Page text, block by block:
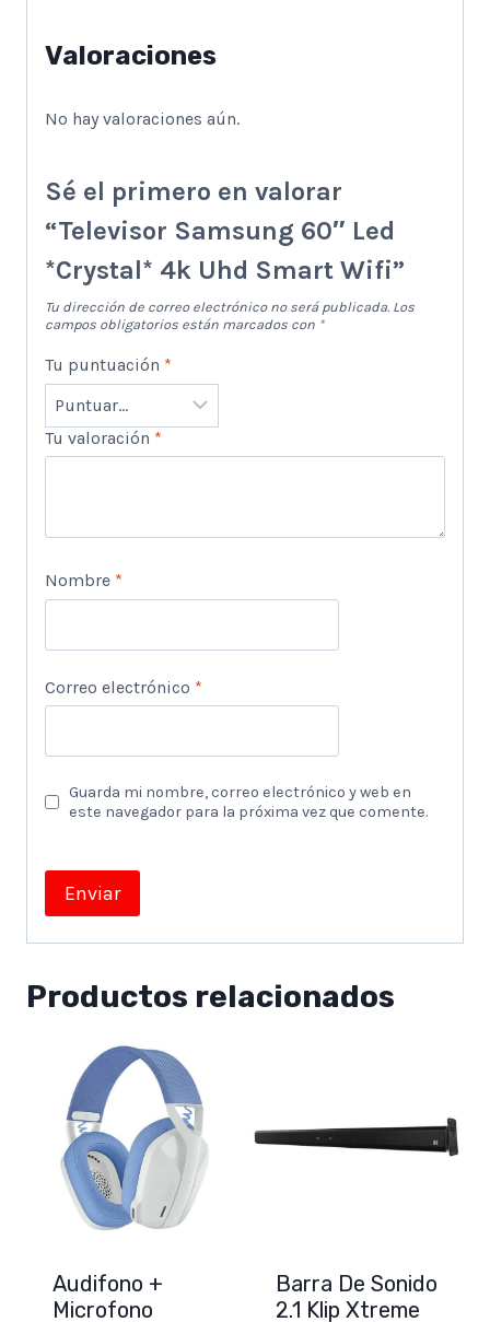
Valoraciones
No hay valoraciones aún.
Sé el primero en valorar
“Televisor Samsung 60″ Led
*Crystal* 4k Uhd Smart Wifi”
Tu dirección de correo electrónico no será publicada. Los
campos obligatorios están marcados con *
Tu puntuación *
Tu valoración *
Nombre *
Correo electrónico *
Guarda mi nombre, correo electrónico y web en
este navegador para la próxima vez que comente.
Productos relacionados
Audifono +
Microfono
Barra De Sonido
2.1 Klip Xtreme